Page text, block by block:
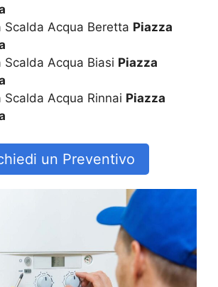
Scalda Acqua Beretta Piazza
Scalda Acqua Biasi Piazza
Scalda Acqua Rinnai Piazza
un Preventivo